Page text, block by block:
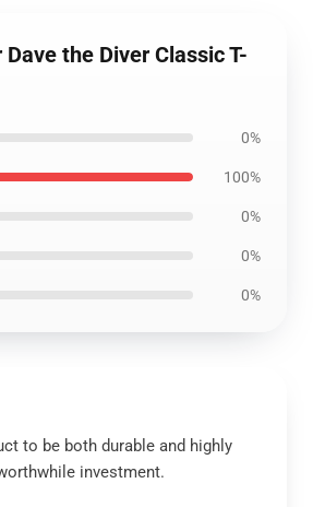
the Diver Classic T-
0%
100%
0%
0%
0%
to be both durable and highly
investment.